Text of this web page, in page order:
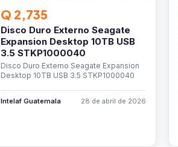
Q 2,735
Disco Duro Externo Seagate
Expansion Desktop 10TB USB
3.5 STKP1000040
Disco Duro Externo Seagate Expansion
Desktop 10TB USB 3.5 STKP1000040
Intelaf Guatemala 28 de abril de 2026